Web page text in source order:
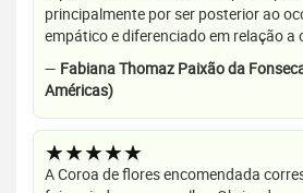
principalmente por ser posterior ao
empático e diferenciado em relação a
— Fabiana Thomaz Paixão da
Américas)
★★★★★
A Coroa de flores encomendada